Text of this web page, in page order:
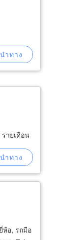
ายเดือน
ห้อ, รถมือ